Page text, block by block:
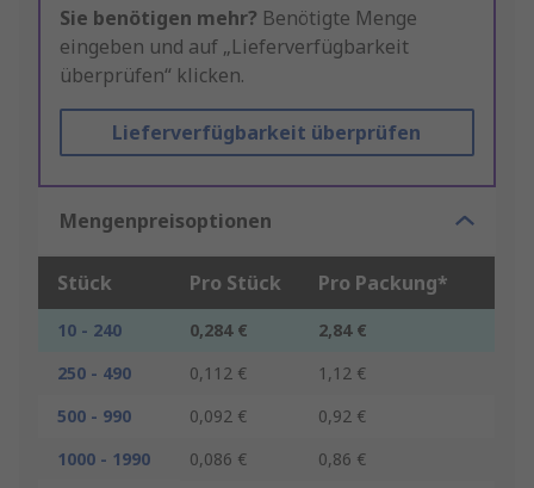
Sie benötigen mehr? Benötigte Menge
eingeben und auf „Lieferverfügbarkeit
überprüfen“ klicken.
Lieferverfügbarkeit überprüfen
Mengenpreisoptionen
Stück Pro Stück Pro Packung*
10 - 240 0,284 €
2,84 €
250 - 490
0,112 €
1,12 €
500 - 990
0,092 €
0,92 €
1000 - 1990
0,086 €
0,86 €